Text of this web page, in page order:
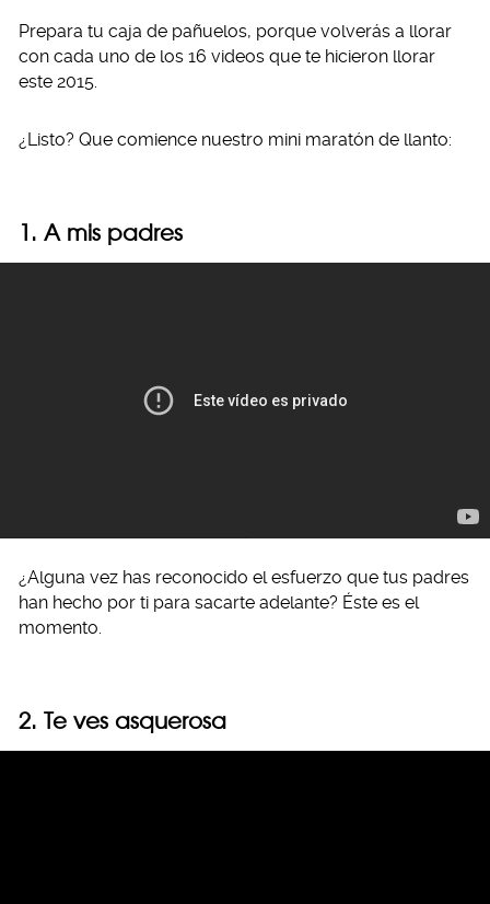
Prepara tu caja de pañuelos, porque volverás a llorar
con cada uno de los 16 videos que te hicieron llorar
este 2015.
¿Listo? Que comience nuestro mini maratón de llanto:
1. A mis padres
¿Alguna vez has reconocido el esfuerzo que tus padres
han hecho por ti para sacarte adelante? Éste es el
momento.
2. Te ves asquerosa